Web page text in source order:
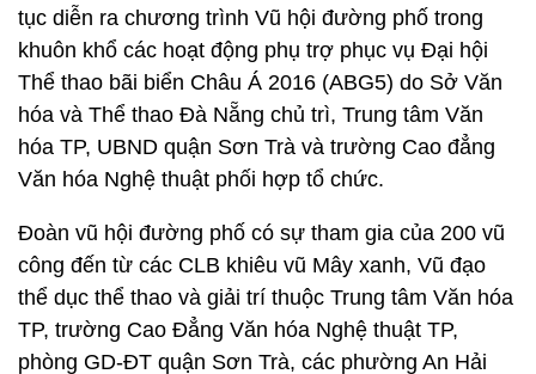
tục diễn ra chương trình Vũ hội đường phố trong
khuôn khổ các hoạt động phụ trợ phục vụ Đại hội
Thể thao bãi biển Châu Á 2016 (ABG5) do Sở Văn
hóa và Thể thao Đà Nẵng chủ trì, Trung tâm Văn
hóa TP, UBND quận Sơn Trà và trường Cao đẳng
Văn hóa Nghệ thuật phối hợp tổ chức.
Đoàn vũ hội đường phố có sự tham gia của 200 vũ
công đến từ các CLB khiêu vũ Mây xanh, Vũ đạo
thể dục thể thao và giải trí thuộc Trung tâm Văn hóa
TP, trường Cao Đẳng Văn hóa Nghệ thuật TP,
phòng GD-ĐT quận Sơn Trà, các phường An Hải